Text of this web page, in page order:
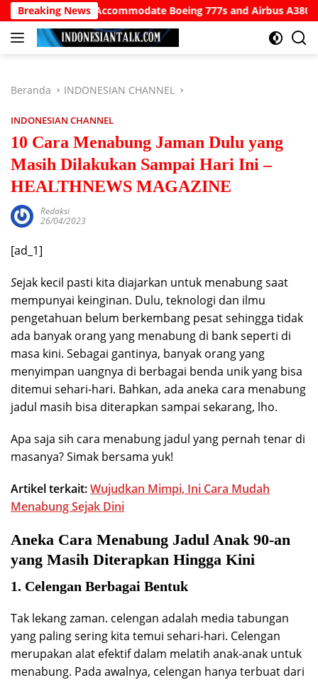
Langsung
ke
konten
Breaking News
to Accommodate Boeing 777s and Airbus A380s
Beranda INDONESIAN CHANNEL
INDONESIAN CHANNEL
10 Cara Menabung Jaman Dulu yang
Masih Dilakukan Sampai Hari Ini –
HEALTHNEWS MAGAZINE
Redaksi
26/04/2023
[ad_1]
Sejak kecil pasti kita diajarkan untuk menabung saat
mempunyai keinginan. Dulu, teknologi dan ilmu
pengetahuan belum berkembang pesat sehingga tidak
ada banyak orang yang menabung di bank seperti di
masa kini. Sebagai gantinya, banyak orang yang
menyimpan uangnya di berbagai benda unik yang bisa
ditemui sehari-hari. Bahkan, ada aneka cara menabung
jadul masih bisa diterapkan sampai sekarang, lho.
Apa saja sih cara menabung jadul yang pernah tenar di
masanya? Simak bersama yuk!
Artikel terkait:Wujudkan Mimpi, Ini Cara Mudah
Menabung Sejak Dini
Aneka Cara Menabung Jadul Anak 90-an
yang Masih Diterapkan Hingga Kini
1. Celengan Berbagai Bentuk
Tak lekang zaman. celengan adalah media tabungan
yang paling sering kita temui sehari-hari. Celengan
merupakan alat efektif dalam melatih anak-anak untuk
menabung. Pada awalnya, celengan hanya terbuat dari